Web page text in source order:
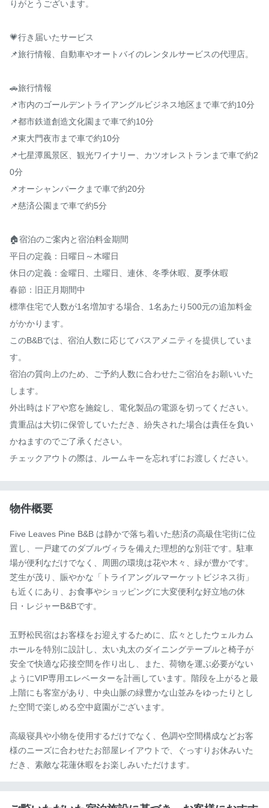
りがとうございます。
💗行き届いたサービス
📌旅行情報、自動車やオートバイのレンタルサービスの代理店。
🚗旅行情報
📌市内のゴールデントライアングルビジネス地区まで車で約10分
📌都市鉄道創造文化園まで車で約10分
📌東大門夜市まで車で約10分
📌七星潭風景区、観光ワイナリー、カツオレストランまで車で約2
0分
📌オーシャンパークまで車で約20分
📌慈済公園まで車で約5分
🏠宿泊のご案内と宿泊料金期間
平日の定義：日曜日～木曜日
休日の定義：金曜日、土曜日、連休、冬季休暇、夏季休暇
春節：旧正月期間中
標準住宅で人数が1名増加する場合、1名あたり500元の追加料金
がかかります。
このB&Bでは、宿泊人数に応じてバスアメニティを提供していま
す。
宿泊の質向上のため、ご予約人数に合わせたご宿泊をお願いいた
します。
外出時はドアや窓を施錠し、電化製品の電源を切ってください。
貴重品は大切に保管していただき、紛失された場合は責任を負い
かねますのでご了承ください。
チェックアウトの際は、ルームキーを忘れずにお渡しください。
物件概要
Five Leaves Pine B&B は静かで落ち着いた慈済の高級住宅街に位
置し、一戸建てのダブルヴィラを備えた理想的な別荘です。駐車
場が便利なだけでなく、周囲の環境は花や木々、緑が豊かです。
芝生が茂り、賑やかな「トライアングルマーケットビジネス街」
も近くにあり、お食事やショッピングに大変便利な好立地の休
日・レジャーB&Bです。
五野松民宿はお客様をお迎えするために、広々としたウェルカム
ホールを特別に設計し、太い丸太のダイニングテーブルと椅子が
安全で快適な応接空間を作り出し、また、荷物を運ぶ必要がない
ようにVIP専用エレベーターを計画しています。階段を上がると最
上階にも客室があり、中央山脈の緑豊かな山並みをゆったりとし
た空間で楽しめる空中庭園がございます。
高級寝具や小物を使用するだけでなく、色調や空間構成などお客
様のニーズに合わせたお部屋レイアウトで、ぐっすりお休みいた
だき、素敵な花蓮休暇をお楽しみいただけます。